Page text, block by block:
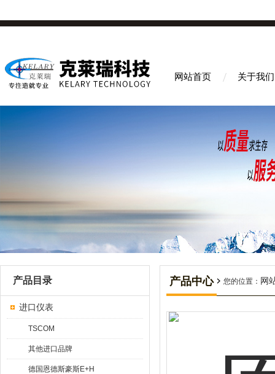
网站首页 关于我们
产品目录
进口仪表
TSCOM
其他进口品牌
德国恩德斯豪斯E+H
产品中心 您的位置： 网